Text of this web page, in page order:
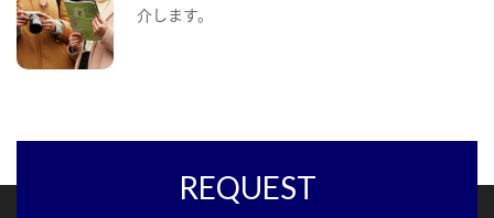
介します。
REQUEST